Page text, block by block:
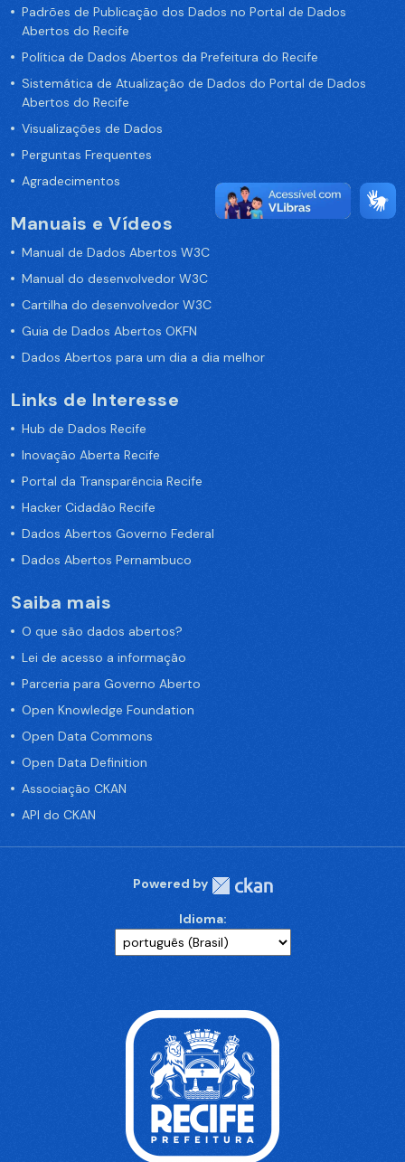
Padrões de Publicação dos Dados no Portal de Dados
Abertos do Recife
Política de Dados Abertos da Prefeitura do Recife
Sistemática de Atualização de Dados do Portal de Dados
Abertos do Recife
Visualizações de Dados
Perguntas Frequentes
Agradecimentos
Manuais e Vídeos
Manual de Dados Abertos W3C
Manual do desenvolvedor W3C
Cartilha do desenvolvedor W3C
Guia de Dados Abertos OKFN
Dados Abertos para um dia a dia melhor
Links de Interesse
Hub de Dados Recife
Inovação Aberta Recife
Portal da Transparência Recife
Hacker Cidadão Recife
Dados Abertos Governo Federal
Dados Abertos Pernambuco
Saiba mais
O que são dados abertos?
Lei de acesso a informação
Parceria para Governo Aberto
Open Knowledge Foundation
Open Data Commons
Open Data Definition
Associação CKAN
API do CKAN
Powered by
Idioma